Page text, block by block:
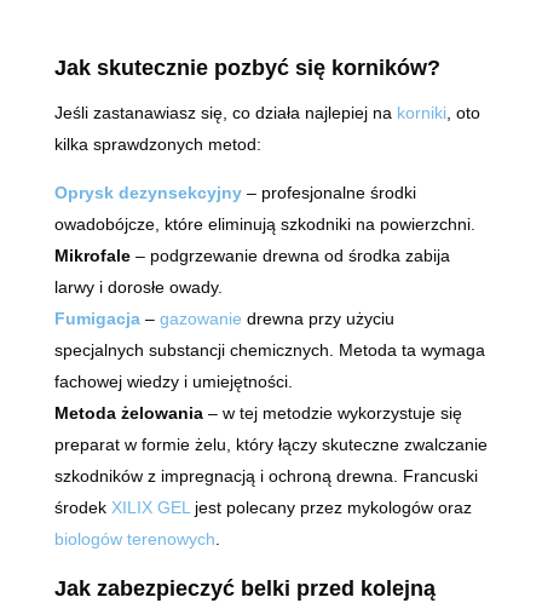
Jak skutecznie pozbyć się korników?
Jeśli zastanawiasz się, co działa najlepiej na korniki, oto
kilka sprawdzonych metod:
Oprysk dezynsekcyjny– profesjonalne środki
owadobójcze, które eliminują szkodniki na powierzchni.
Mikrofale– podgrzewanie drewna od środka zabija
larwy i dorosłe owady.
Fumigacja– gazowanie drewna przy użyciu
specjalnych substancji chemicznych. Metoda ta wymaga
fachowej wiedzy i umiejętności.
Metoda żelowania– w tej metodzie wykorzystuje się
preparat w formie żelu, który łączy skuteczne zwalczanie
szkodników z impregnacją i ochroną drewna. Francuski
środek XILIX GELjest polecany przez mykologów oraz
biologów terenowych.
Jak zabezpieczyć belki przed kolejną